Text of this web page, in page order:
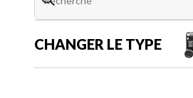
CHANGER LE TYPE